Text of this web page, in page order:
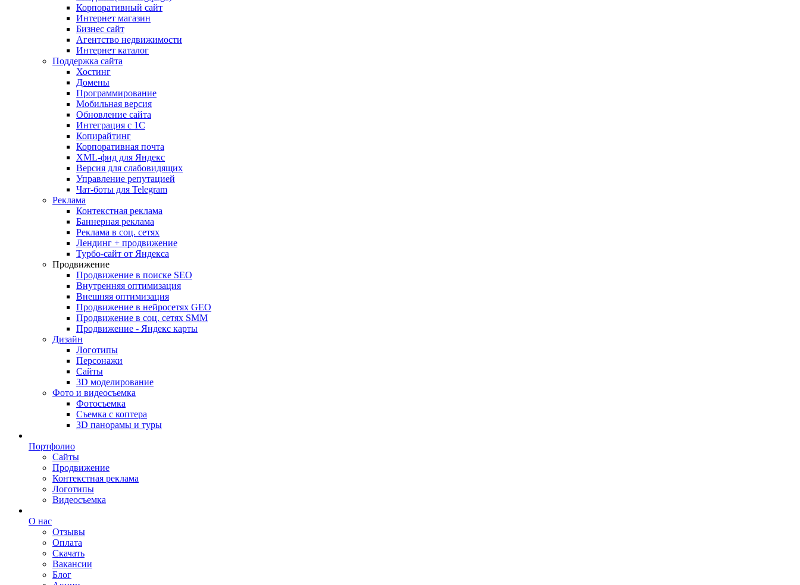
Корпоративный сайт
Интернет магазин
Бизнес сайт
Агентство недвижимости
Интернет каталог
Поддержка сайта
Хостинг
Домены
Программирование
Мобильная версия
Обновление сайта
Интеграция с 1С
Копирайтинг
Корпоративная почта
XML-фид для Яндекс
Версия для слабовидящих
Управление репутацией
Чат-боты для Telegram
Реклама
Контекстная реклама
Баннерная реклама
Реклама в соц. сетях
Лендинг + продвижение
Турбо-сайт от Яндекса
Продвижение
Продвижение в поиске SEO
Внутренняя оптимизация
Внешняя оптимизация
Продвижение в нейросетях GEO
Продвижение в соц. сетях SMM
Продвижение - Яндекс карты
Дизайн
Логотипы
Персонажи
Сайты
3D моделирование
Фото и видеосъемка
Фотосъемка
Съемка с коптера
3D панорамы и туры
Портфолио
Сайты
Продвижение
Контекстная реклама
Логотипы
Видеосъемка
О нас
Отзывы
Оплата
Скачать
Вакансии
Блог